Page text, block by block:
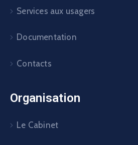
Services aux usagers
Documentation
Contacts
Organisation
Le Cabinet